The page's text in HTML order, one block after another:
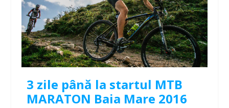
3 zile până la startul MTB
MARATON Baia Mare 2016